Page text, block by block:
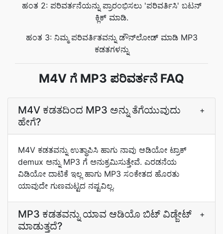
ಹಂತ 2: ಪರಿವರ್ತನೆಯನ್ನು ಪ್ರಾರಂಭಿಸಲು 'ಪರಿವರ್ತಿಸಿ' ಬಟನ್
ಕ್ಲಿಕ್ ಮಾಡಿ.
ಹಂತ 3: ನಿಮ್ಮ ಪರಿವರ್ತಿತವನ್ನು ಡೌನ್‌ಲೋಡ್ ಮಾಡಿ MP3
ಕಡತಗಳನ್ನು
M4V ಗೆ MP3 ಪರಿವರ್ತನೆ FAQ
M4V ಕಡತದಿಂದ MP3 ಅನ್ನು ತೆಗೆಯುವುದು
ಹೇಗೆ?
+
M4V ಕಡತವನ್ನು ಉತ್ಥಾಪಿಸಿ ಹಾಗು ನಾವು ಆಡಿಯೋ ಟ್ರಾಕ್
demux ಅನ್ನು MP3 ಗೆ ಅನುಕ್ರಮಿಸುತ್ತೇವೆ. ಎರಡನೆಯ
ವಿಡಿಯೋ ದಾಟಿಕೆ ಇಲ್ಲ ಹಾಗು MP3 ಸಂಕೇತದ ಹೊರತು
ಯಾವುದೇ ಗುಣಮಟ್ಟದ ನಷ್ಟವಿಲ್ಲ.
MP3 ಕಡತವನ್ನು ಯಾವ ಆಡಿಯೊ ಬಿಟ್‌ ವಿಡ್ಜೇಟ್
ಮಾಡುತ್ತದೆ?
+